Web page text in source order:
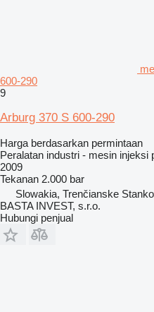
600-290
9
Arburg 370 S 600-290
Harga berdasarkan permintaan
Peralatan industri - mesin injeksi
2009
Tekanan 2.000 bar
Slowakia, Trenčianske
BASTA INVEST, s.r.o.
Hubungi penjual